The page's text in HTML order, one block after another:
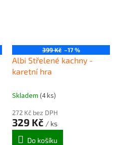
399 Kč –17 %
Albi Střelené kachny -
karetní hra
Skladem (4 ks)
272 Kč bez DPH
329 Kč / ks
Do košíku